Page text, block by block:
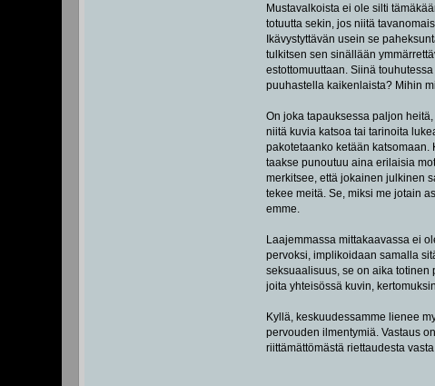
Mustavalkoista ei ole silti
totuutta sekin, jos niitä
Ikävystyttävän usein se
tulkitsen sen sinällään
estottomuuttaan. Siinä
puuhastella kaikenlaista? Mihin
On joka tapauksessa paljon
niitä kuvia katsoa tai tarinoita
pakotetaanko ketään
taakse punoutuu aina erilaisia
merkitsee, että jokainen julkinen
tekee meitä. Se, miksi me jotain
emme.
Laajemmassa mittakaavassa ei
pervoksi, implikoidaan samalla
seksuaalisuus, se on aika
joita yhteisössä kuvin,
Kyllä, keskuudessamme lienee
pervouden ilmentymiä. Vastaus
riittämättömästä riettaudesta